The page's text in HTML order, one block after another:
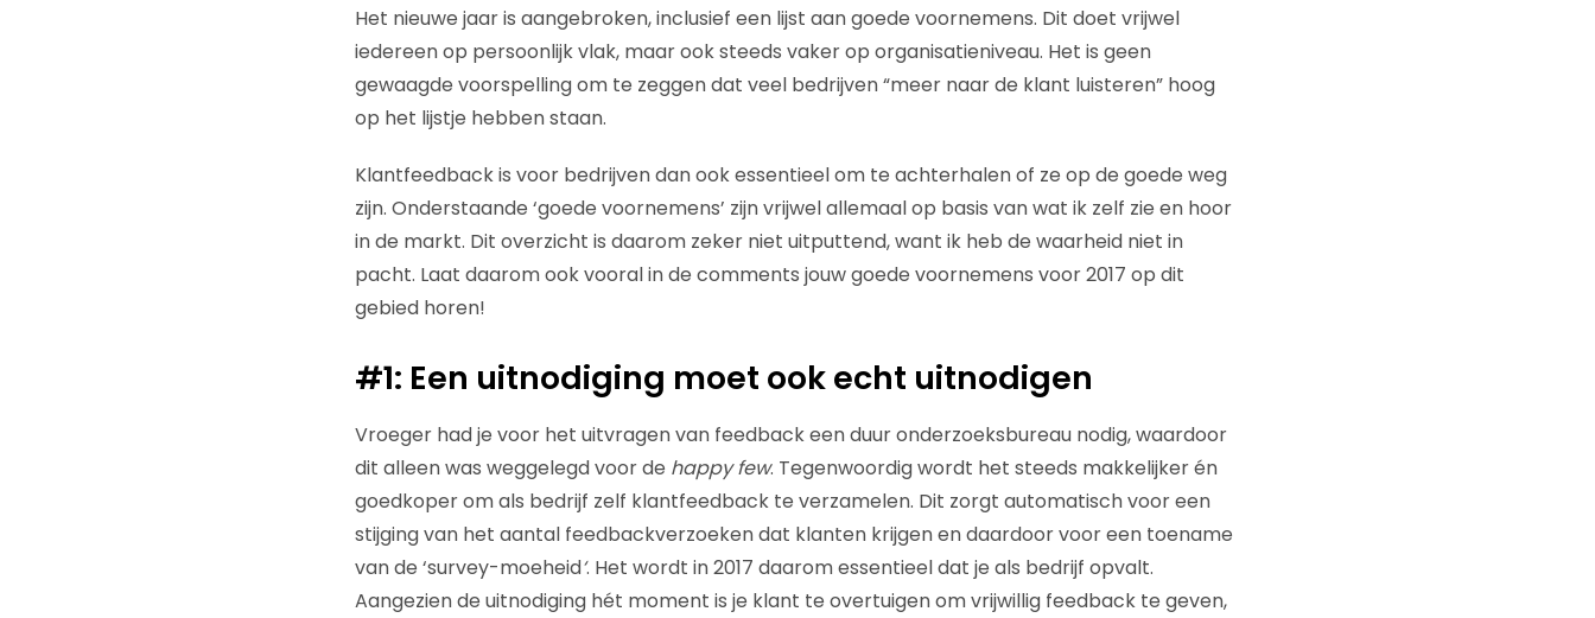
Het nieuwe jaar is aangebroken, inclusief een lijst aan goede voornemens. Dit doet vrijwel
iedereen op persoonlijk vlak, maar ook steeds vaker op organisatieniveau. Het is geen
gewaagde voorspelling om te zeggen dat veel bedrijven “meer naar de klant luisteren” hoog
op het lijstje hebben staan.
Klantfeedback is voor bedrijven dan ook essentieel om te achterhalen of ze op de goede weg
zijn. Onderstaande ‘goede voornemens’ zijn vrijwel allemaal op basis van wat ik zelf zie en hoor
in de markt. Dit overzicht is daarom zeker niet uitputtend, want ik heb de waarheid niet in
pacht. Laat daarom ook vooral in de comments jouw goede voornemens voor 2017 op dit
gebied horen!
#1: Een uitnodiging moet ook echt uitnodigen
Vroeger had je voor het uitvragen van feedback een duur onderzoeksbureau nodig, waardoor
dit alleen was weggelegd voor de happy few. Tegenwoordig wordt het steeds makkelijker én
goedkoper om als bedrijf zelf klantfeedback te verzamelen. Dit zorgt automatisch voor een
stijging van het aantal feedbackverzoeken dat klanten krijgen en daardoor voor een toename
van de ‘survey-moeheid‘. Het wordt in 2017 daarom essentieel dat je als bedrijf opvalt.
Aangezien de uitnodiging hét moment is je klant te overtuigen om vrijwillig feedback te geven,